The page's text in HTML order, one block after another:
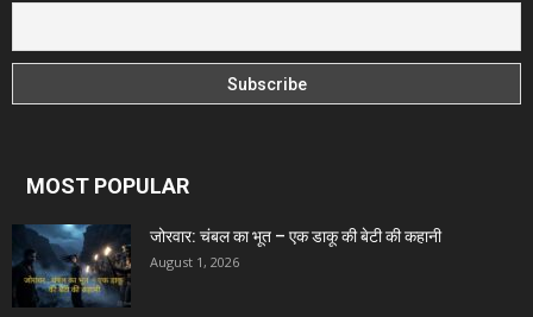
MOST POPULAR
जोरवार: चंबल का भूत – एक डाकू की बेटी की कहानी
August 1, 2026